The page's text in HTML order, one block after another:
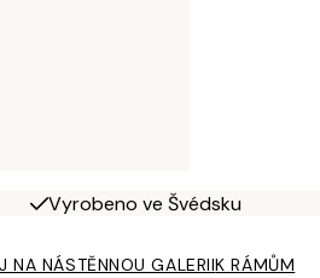
Vyrobeno ve Švédsku
NA NÁSTĚNNOU GALERIIK RÁMŮM